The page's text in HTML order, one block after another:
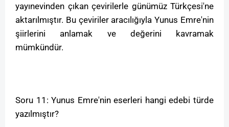
yayınevinden çıkan çevirilerle günümüz Türkçesi'ne
aktarılmıştır. Bu çeviriler aracılığıyla Yunus Emre'nin
şiirlerini anlamak ve değerini kavramak
mümkündür.
Soru 11: Yunus Emre'nin eserleri hangi edebi türde
yazılmıştır?